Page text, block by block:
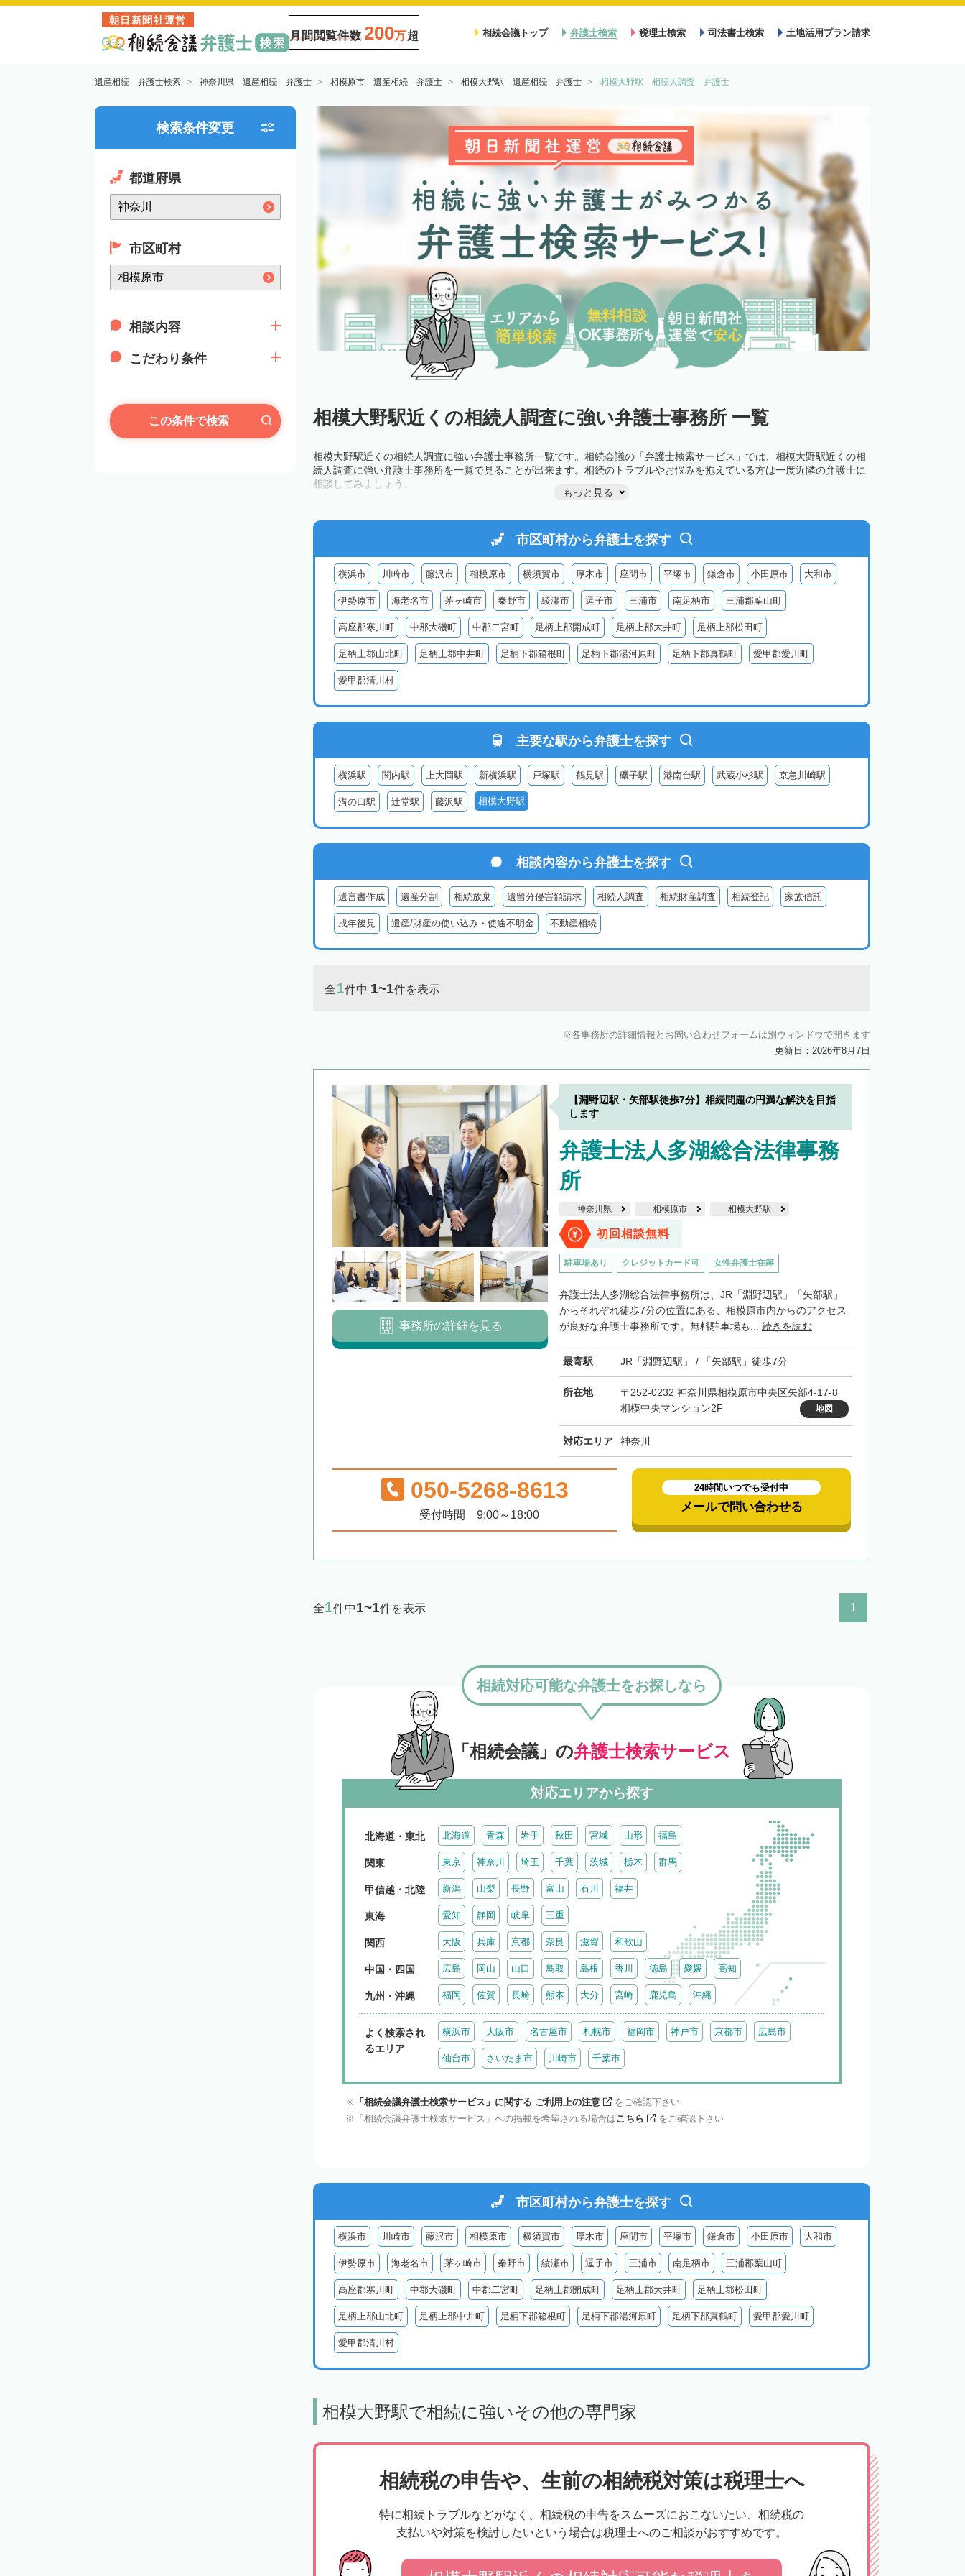
朝日新聞社運営
月間閲覧件数 200万超 相続会議トップ 弁護士検索 税理士検索 司法書士検索 土地活用プラン請求
遺産相続 弁護士検索 神奈川県 遺産相続 弁護士 相模原市 遺産相続 弁護士 相模大野駅 遺産相続 弁護士 相模大野駅 相続人調査 弁護士
検索条件変更
都道府県
市区町村
相談内容
こだわり条件
この条件で検索 相模大野駅近くの相続人調査に強い弁護士事務所 一覧
相模大野駅近くの相続人調査に強い弁護士事務所一覧です。相続会議の「弁護士検索サービス」では、相模大野駅近くの相
続人調査に強い弁護士事務所を一覧で見ることが出来ます。相続のトラブルやお悩みを抱えている方は一度近隣の弁護士に
相談してみましょう。
もっと見る
市区町村から弁護士を探す
横浜市 川崎市 藤沢市 相模原市 横須賀市 厚木市 座間市 平塚市 鎌倉市 小田原市 大和市
伊勢原市 海老名市 茅ヶ崎市 秦野市 綾瀬市 逗子市 三浦市 南足柄市 三浦郡葉山町
高座郡寒川町 中郡大磯町 中郡二宮町 足柄上郡開成町 足柄上郡大井町 足柄上郡松田町
足柄上郡山北町 足柄上郡中井町 足柄下郡箱根町 足柄下郡湯河原町 足柄下郡真鶴町 愛甲郡愛川町
愛甲郡清川村
主要な駅から弁護士を探す
横浜駅 関内駅 上大岡駅 新横浜駅 戸塚駅 鶴見駅 磯子駅 港南台駅 武蔵小杉駅 京急川崎駅
溝の口駅 辻堂駅 藤沢駅 相模大野駅
相談内容から弁護士を探す
遺言書作成 遺産分割 相続放棄 遺留分侵害額請求 相続人調査 相続財産調査 相続登記 家族信託
成年後見 遺産/財産の使い込み・使途不明金 不動産相続
全1件中 1~1件を表示
各事務所の詳細情報とお問い合わせフォームは別ウィンドウで開きます
更新日：2026年8月7日
【淵野辺駅・矢部駅徒歩7分】相続問題の円満な解決を目指
します
弁護士法人多湖総合法律事務
所
神奈川県 相模原市 相模大野駅
初回相談無料
駐車場あり クレジットカード可 女性弁護士在籍
弁護士法人多湖総合法律事務所は、JR「淵野辺駅」「矢部駅」
からそれぞれ徒歩7分の位置にある、相模原市内からのアクセス
が良好な弁護士事務所です。無料駐車場も... 続きを読む
最寄駅 JR「淵野辺駅」 / 「矢部駅」徒歩7分
所在地
〒252-0232 神奈川県相模原市中央区矢部4-17-8
相模中央マンション2F
地図
対応エリア 神奈川
事務所の詳細を見る
050-5268-8613
受付時間 9:00～18:00
24時間いつでも受付中
メールで問い合わせる
全1件中1~1件を表示 1
「相続会議」の弁護士検索サービス
相続対応可能な弁護士をお探しなら
対応エリアから探す
北海道・東北 北海道 青森 岩手 秋田 宮城 山形 福島
関東 東京 神奈川 埼玉 千葉 茨城 栃木 群馬
甲信越・北陸 新潟 山梨 長野 富山 石川 福井
東海 愛知 静岡 岐阜 三重
関西 大阪 兵庫 京都 奈良 滋賀 和歌山
中国・四国 広島 岡山 山口 鳥取 島根 香川 徳島 愛媛 高知
九州・沖縄 福岡 佐賀 長崎 熊本 大分 宮崎 鹿児島 沖縄
よく検索され
るエリア
横浜市 大阪市 名古屋市 札幌市 福岡市 神戸市 京都市 広島市
仙台市 さいたま市 川崎市 千葉市
「相続会議弁護士検索サービス」に関する ご利用上の注意
をご確認下さい
「相続会議弁護士検索サービス」への掲載を希望される場合はこちら をご確認下さい
市区町村から弁護士を探す
横浜市 川崎市 藤沢市 相模原市 横須賀市 厚木市 座間市 平塚市 鎌倉市 小田原市 大和市
伊勢原市 海老名市 茅ヶ崎市 秦野市 綾瀬市 逗子市 三浦市 南足柄市 三浦郡葉山町
高座郡寒川町 中郡大磯町 中郡二宮町 足柄上郡開成町 足柄上郡大井町 足柄上郡松田町
足柄上郡山北町 足柄上郡中井町 足柄下郡箱根町 足柄下郡湯河原町 足柄下郡真鶴町 愛甲郡愛川町
愛甲郡清川村
相模大野駅で相続に強いその他の専門家
相続税の申告や、生前の相続税対策は税理士へ
特に相続トラブルなどがなく、相続税の申告をスムーズにおこないたい、相続税の
支払いや対策を検討したいという場合は税理士へのご相談がおすすめです。